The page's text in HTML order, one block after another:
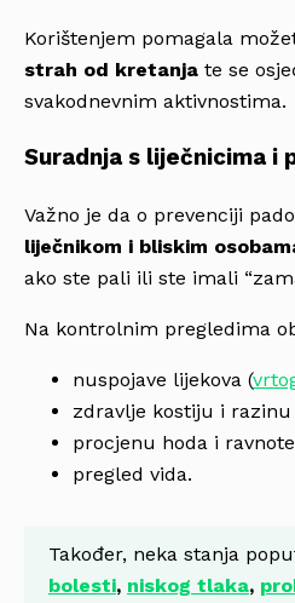
Korištenjem pomagala
strah od kretanja te se
svakodnevnim aktivnostima.
Suradnja s liječnicima i
Važno je da o prevenciji
liječnikom i bliskim
ako ste pali ili ste imali
Na kontrolnim pregledima
nuspojave lijekova (
zdravlje kostiju i razinu
procjenu hoda i
pregled vida.
Također, neka stanja
bolesti, niskog tlaka,